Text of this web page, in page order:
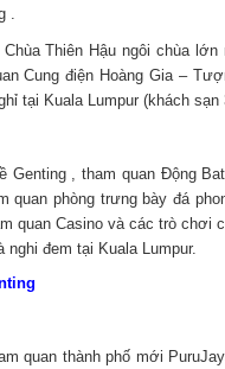
.
Thiên Hậu ngôi chùa
Cung điện Hoàng Gia –
tại Kuala Lumpur (khách sạn
Genting , tham quan Động
phòng trưng bày đá
quan Casino và các trò chơi
đem tại Kuala Lumpur.
quan thành phố mới